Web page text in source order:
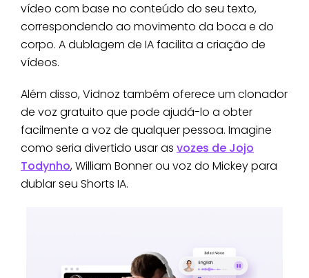
vídeo com base no conteúdo do seu texto,
correspondendo ao movimento da boca e do
corpo. A dublagem de IA facilita a criação de
vídeos.
Além disso, Vidnoz também oferece um clonador
de voz gratuito que pode ajudá-lo a obter
facilmente a voz de qualquer pessoa. Imagine
como seria divertido usar as vozes de Jojo
Todynho, William Bonner ou voz do Mickey para
dublar seu Shorts IA.